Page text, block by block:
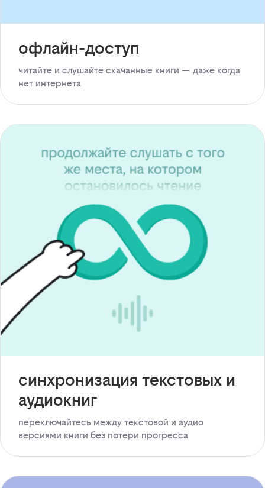
офлайн-доступ
читайте и слушайте скачанные книги — даже когда
нет интернета
синхронизация текстовых и
аудиокниг
переключайтесь между текстовой и аудио
версиями книги без потери прогресса